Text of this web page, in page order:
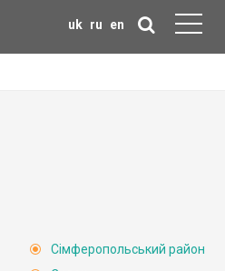
uk ru en
Сімферопольський район